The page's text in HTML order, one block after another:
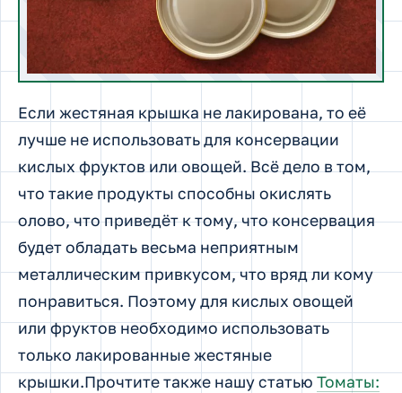
Если жестяная крышка не лакирована, то её
лучше не использовать для консервации
кислых фруктов или овощей. Всё дело в том,
что такие продукты способны окислять
олово, что приведёт к тому, что консервация
будет обладать весьма неприятным
металлическим привкусом, что вряд ли кому
понравиться. Поэтому для кислых овощей
или фруктов необходимо использовать
только лакированные жестяные
крышки.Прочтите также нашу статью Томаты: